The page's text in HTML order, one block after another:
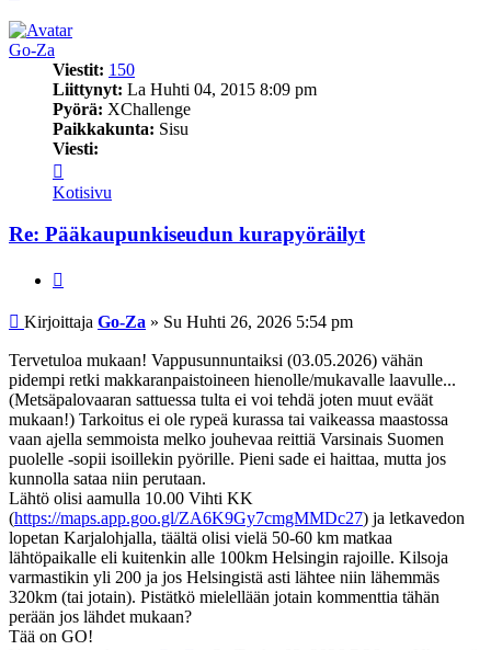
Go-Za
Viestit: 150
Liittynyt: La Huhti 04, 2015 8:09 pm
Pyörä: XChallenge
Paikkakunta: Sisu
Viesti:
Go-
Za
Kotisivu
Re: Pääkaupunkiseudun kurapyöräilyt
Viesti
Kirjoittaja Go-Za » Su Huhti 26, 2026 5:54 pm
Tervetuloa mukaan! Vappusunnuntaiksi (03.05.2026) vähän
pidempi retki makkaranpaistoineen hienolle/mukavalle laavulle...
(Metsäpalovaaran sattuessa tulta ei voi tehdä joten muut eväät
mukaan!) Tarkoitus ei ole rypeä kurassa tai vaikeassa maastossa
vaan ajella semmoista melko jouhevaa reittiä Varsinais Suomen
puolelle -sopii isoillekin pyörille. Pieni sade ei haittaa, mutta jos
kunnolla sataa niin perutaan.
Lähtö olisi aamulla 10.00 Vihti KK
(https://maps.app.goo.gl/ZA6K9Gy7cmgMMDc27) ja letkavedon
lopetan Karjalohjalla, täältä olisi vielä 50-60 km matkaa
lähtöpaikalle eli kuitenkin alle 100km Helsingin rajoille. Kilsoja
varmastikin yli 200 ja jos Helsingistä asti lähtee niin lähemmäs
320km (tai jotain). Pistätkö mielellään jotain kommenttia tähän
perään jos lähdet mukaan?
Tää on GO!